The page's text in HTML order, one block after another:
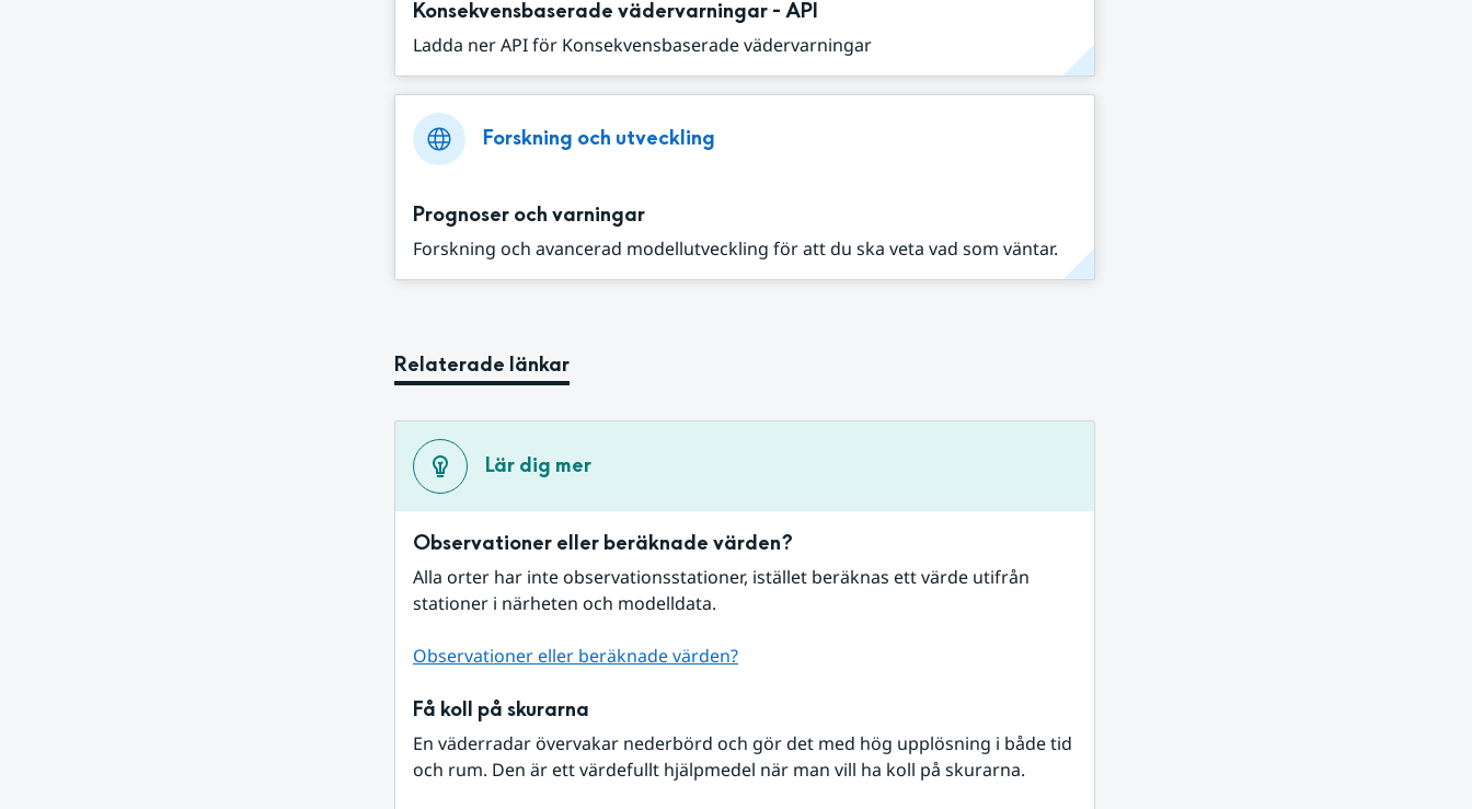
Konsekvensbaserade vädervarningar - API
Ladda ner API för Konsekvensbaserade vädervarningar
Forskning och utveckling
Prognoser och varningar
Forskning och avancerad modellutveckling för att du ska veta vad som väntar.
Relaterade länkar
Lär dig mer
Observationer eller beräknade värden?
Alla orter har inte observationsstationer, istället beräknas ett värde utifrån
stationer i närheten och modelldata.
Observationer eller beräknade värden?
Få koll på skurarna
En väderradar övervakar nederbörd och gör det med hög upplösning i både tid
och rum. Den är ett värdefullt hjälpmedel när man vill ha koll på skurarna.